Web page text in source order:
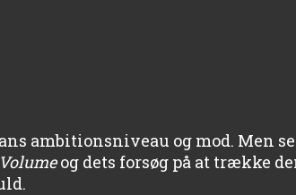
ambitionsniveau og mod. Men
og dets forsøg på at trække